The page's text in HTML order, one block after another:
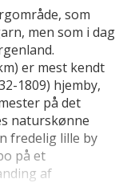
som
men som i dag
er mest kendt
1809) hjemby,
på det
naturskønne
fredelig lille by
på et
af